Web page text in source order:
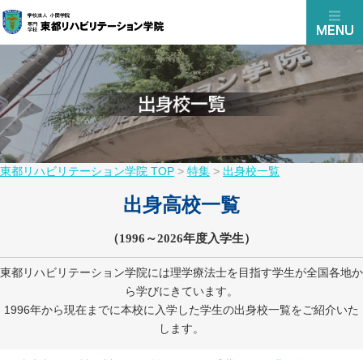
東都リハビリテーション学院 TOP > 特集 > 出身校一覧
出身高校一覧
（1996～2026年度入学生）
東都リハビリテーション学院には理学療法士を目指す学生が全国各地か
ら学びにきています。
1996年から現在までに本校に入学した学生の出身校一覧をご紹介いた
します。